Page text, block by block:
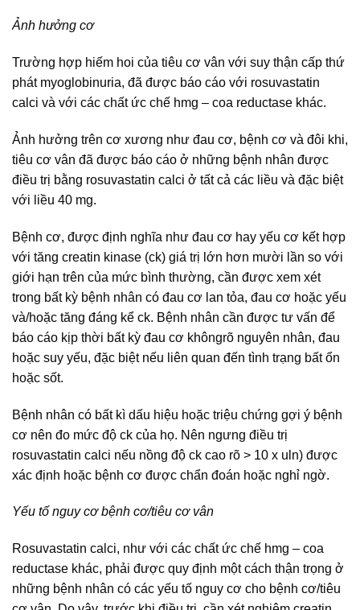
Ảnh hưởng cơ
Trường hợp hiếm hoi của tiêu cơ vân với suy thận cấp thứ
phát myoglobinuria, đã được báo cáo với rosuvastatin
calci và với các chất ức chế hmg – coa reductase khác.
Ảnh hưởng trên cơ xương như đau cơ, bệnh cơ và đôi khi,
tiêu cơ vân đã được báo cáo ở những bệnh nhân được
điều trị bằng rosuvastatin calci ở tất cả các liều và đặc biệt
với liều 40 mg.
Bệnh cơ, được định nghĩa như đau cơ hay yếu cơ kết hợp
với tăng creatin kinase (ck) giá trị lớn hơn mười lần so với
giới hạn trên của mức bình thường, cần được xem xét
trong bất kỳ bệnh nhân có đau cơ lan tỏa, đau cơ hoặc yếu
và/hoặc tăng đáng kể ck. Bệnh nhân cần được tư vấn để
báo cáo kịp thời bất kỳ đau cơ khôngrõ nguyên nhân, đau
hoặc suy yếu, đặc biệt nếu liên quan đến tình trạng bất ổn
hoặc sốt.
Bệnh nhân có bất kì dấu hiệu hoặc triệu chứng gợi ý bệnh
cơ nên đo mức độ ck của họ. Nên ngưng điều trị
rosuvastatin calci nếu nồng độ ck cao rõ > 10 x uln) được
xác định hoặc bệnh cơ được chẩn đoán hoặc nghỉ ngờ.
Yếu tố nguy cơ bệnh cơ/tiêu cơ vân
Rosuvastatin calci, như với các chất ức chế hmg – coa
reductase khác, phải được quy định một cách thận trọng ở
những bệnh nhân có các yếu tố nguy cơ cho bệnh cơ/tiêu